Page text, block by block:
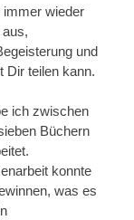
immer wieder
und
Dir teilen kann.
ich zwischen
Büchern
konnte
was es